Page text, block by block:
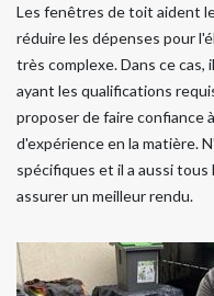
Les fenêtres de toit aident
réduire les dépenses pour
très complexe. Dans ce
ayant les qualifications
proposer de faire confiance
d'expérience en la matière.
spécifiques et il a aussi
assurer un meilleur rendu.